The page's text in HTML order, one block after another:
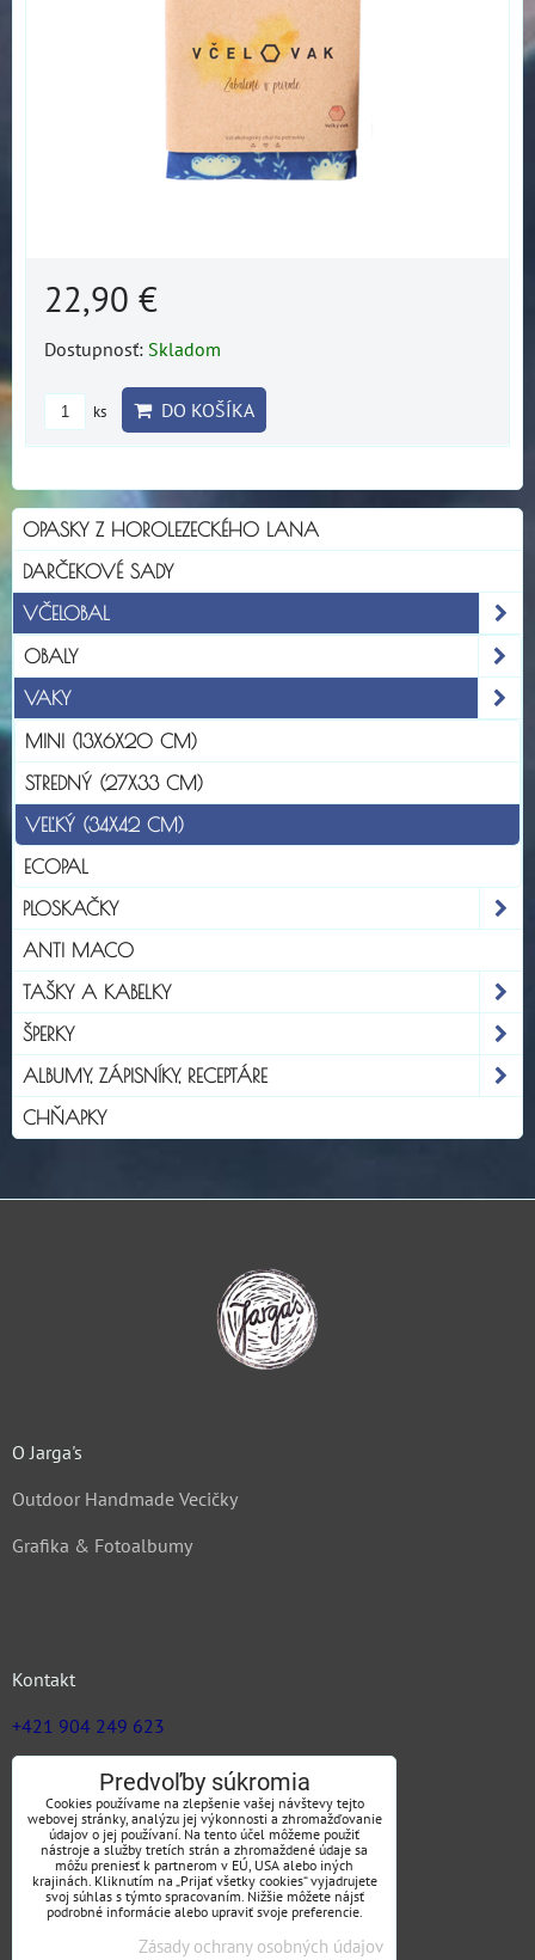
22,90 €
Dostupnosť: Skladom
ks DO KOŠÍKA
OPASKY Z HOROLEZECKÉHO LANA
DARČEKOVÉ SADY
VČELOBAL
OBALY
VAKY
MINI (13X6X20 CM)
STREDNÝ (27X33 CM)
VEĽKÝ (34X42 CM)
ECOPAL
PLOSKAČKY
ANTI MACO
TAŠKY A KABELKY
ŠPERKY
ALBUMY, ZÁPISNÍKY, RECEPTÁRE
CHŇAPKY
O Jarga's
Outdoor Handmade Vecičky
Grafika & Fotoalbumy
Kontakt
+421 904 249 623
zuz@jargas.sk
Obchodné podmienky
Predvoľby súkromia
Cookies používame na zlepšenie vašej návštevy tejto
webovej stránky, analýzu jej výkonnosti a zhromažďovanie
údajov o jej používaní. Na tento účel môžeme použiť
nástroje a služby tretích strán a zhromaždené údaje sa
môžu preniesť k partnerom v EÚ, USA alebo iných
krajinách. Kliknutím na „Prijať všetky cookies“ vyjadrujete
svoj súhlas s týmto spracovaním. Nižšie môžete nájsť
podrobné informácie alebo upraviť svoje preferencie.
Zásady ochrany osobných údajov